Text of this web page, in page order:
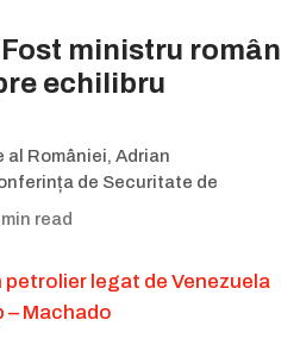
ministru român
echilibru
al României, Adrian
de Securitate de
min read